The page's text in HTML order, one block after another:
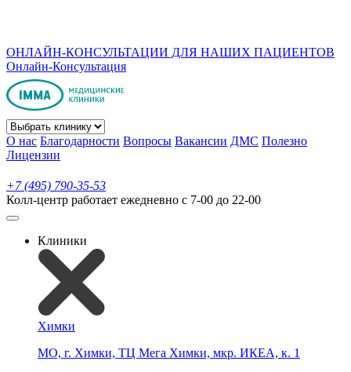
ОНЛАЙН-КОНСУЛЬТАЦИИ ДЛЯ НАШИХ ПАЦИЕНТОВ
Онлайн-Консультация
О нас Благодарности Вопросы Вакансии ДМС Полезно
Лицензии
+7 (495) 790-35-53
Колл-центр работает ежедневно с 7-00 до 22-00
Клиники
Химки
МО, г. Химки, ТЦ Мега Химки, мкр. ИКЕА, к. 1